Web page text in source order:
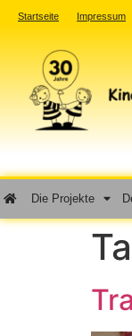
Startseite Impressum
Die Projekte